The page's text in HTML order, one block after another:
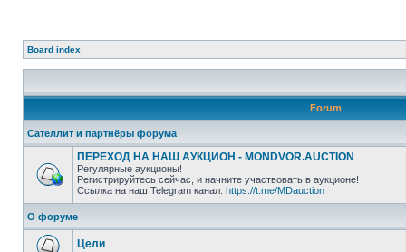
Board index
Forum
Сателлит и партнёры форума
ПЕРЕХОД НА НАШ АУКЦИОН - MONDVOR.AUCTION
Регулярные аукционы!
Регистрируйтесь сейчас, и начните участвовать в аукционе!
Ссылка на наш Telegram канал: https://t.me/MDauction
О форуме
Цели